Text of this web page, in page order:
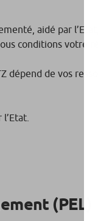
aidé par
conditions votre
dépend de vos
(PEL)